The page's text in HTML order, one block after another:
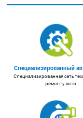
Специализированный
Специализированная сеть
ремонту авто